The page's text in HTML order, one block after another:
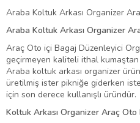
Araba Koltuk Arkası Organizer
Araba Koltuk Arkası Organizer
Araç Oto içi Bagaj Düzenleyici
geçirmeyen kaliteli ithal
Araba koltuk arkası organizer
üretilmiş ister pikniğe giderken
için son derece kullanışlı üründür.
Koltuk Arkası Organizer Araç